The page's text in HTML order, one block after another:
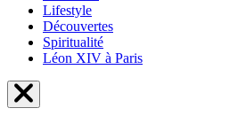
Lifestyle
Découvertes
Spiritualité
Léon XIV à Paris